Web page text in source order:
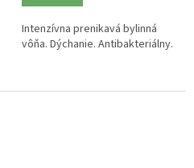
Intenzívna prenikavá bylinná
vôňa. Dýchanie. Antibakteriálny.